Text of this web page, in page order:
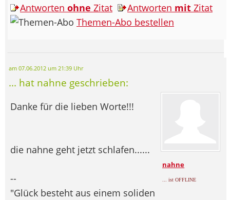
Antworten ohne Zitat Antworten mit Zitat
Themen-Abo bestellen
am 07.06.2012 um 21:39 Uhr
... hat nahne geschrieben:
nahne
... ist OFFLINE
Danke für die lieben Worte!!!
die nahne geht jetzt schlafen......
--
"Glück besteht aus einem soliden